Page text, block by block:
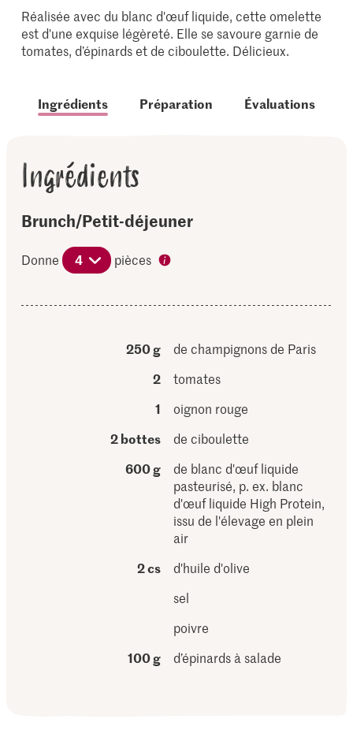
Réalisée avec du blanc d'œuf liquide, cette omelette
est d'une exquise légèreté. Elle se savoure garnie de
tomates, d’épinards et de ciboulette. Délicieux.
Ingrédients Préparation Évaluations
Ingrédients
Brunch/Petit-déjeuner
Donne 4 pièces
250 g
de champignons de Paris
2
tomates
1
oignon rouge
2 bottes
de ciboulette
600 g
de blanc d'œuf liquide
pasteurisé, p. ex. blanc
d'œuf liquide High Protein,
issu de l'élevage en plein
air
2 cs
d'huile d'olive
sel
poivre
100 g
d’épinards à salade